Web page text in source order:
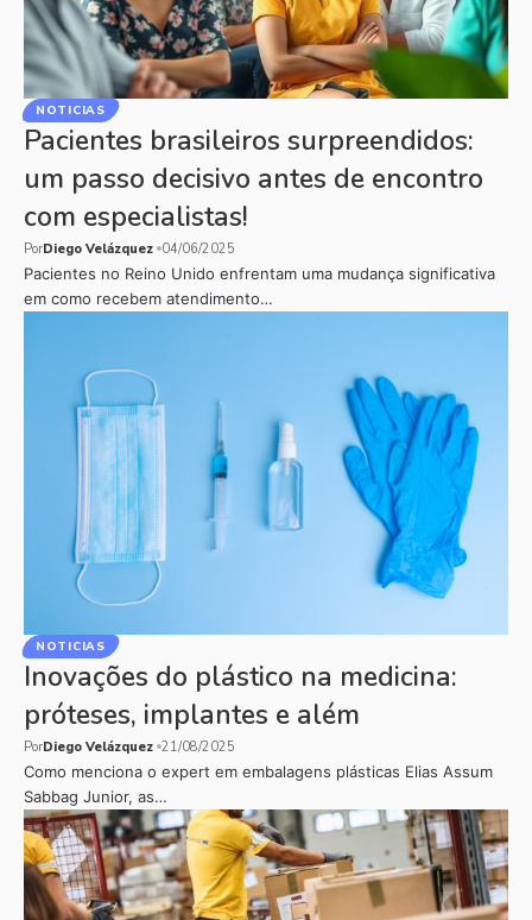
NOTICIAS
Pacientes brasileiros surpreendidos:
um passo decisivo antes de encontro
com especialistas!
PorDiego Velázquez 04/06/2025
Pacientes no Reino Unido enfrentam uma mudança significativa
em como recebem atendimento…
NOTICIAS
Inovações do plástico na medicina:
próteses, implantes e além
PorDiego Velázquez 21/08/2025
Como menciona o expert em embalagens plásticas Elias Assum
Sabbag Junior, as…